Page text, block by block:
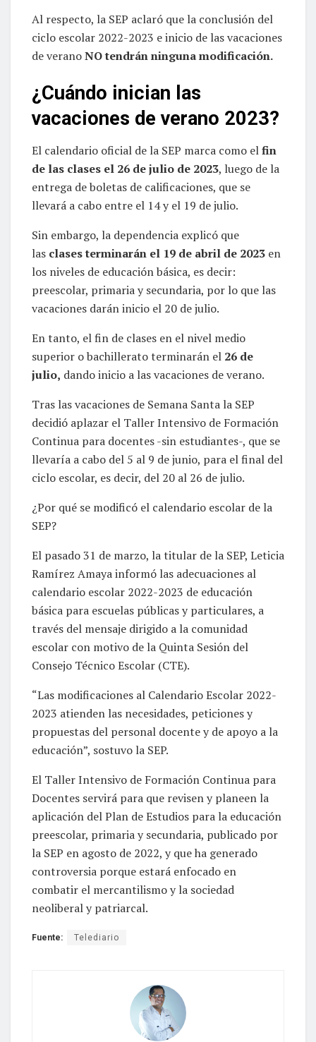
Al respecto, la SEP aclaró que la conclusión del
ciclo escolar 2022-2023 e inicio de las vacaciones
de veranoNO tendrán ninguna modificación.
¿Cuándo inician las
vacaciones de verano 2023?
El calendario oficial de la SEP marca como elfin
de las clases el 26 de julio de 2023, luego de la
entrega de boletas de calificaciones, que se
llevará a cabo entre el 14 y el 19 de julio.
Sin embargo, la dependencia explicó que
las clases terminarán el 19 de abril de 2023 en
los niveles de educación básica, es decir:
preescolar, primaria y secundaria, por lo que las
vacaciones darán inicio el 20 de julio.
En tanto, el fin de clases en el nivel medio
superior o bachillerato terminarán el 26 de
julio, dando inicio a las vacaciones de verano.
Tras las vacaciones de Semana Santa la SEP
decidió aplazar el Taller Intensivo de Formación
Continua para docentes -sin estudiantes-, que se
llevaría a cabo del 5 al 9 de junio, para el final del
ciclo escolar, es decir, del 20 al 26 de julio.
¿Por qué se modificó el calendario escolar de la
SEP?
El pasado 31 de marzo, la titular de la SEP, Leticia
Ramírez Amaya informó las adecuaciones al
calendario escolar 2022-2023 de educación
básica para escuelas públicas y particulares, a
través del mensaje dirigido a la comunidad
escolar con motivo de la Quinta Sesión del
Consejo Técnico Escolar (CTE).
“Las modificaciones al Calendario Escolar 2022-
2023 atienden las necesidades, peticiones y
propuestas del personal docente y de apoyo a la
educación”, sostuvo la SEP.
El Taller Intensivo de Formación Continua para
Docentes servirá para que revisen y planeen la
aplicación del Plan de Estudios para la educación
preescolar, primaria y secundaria, publicado por
la SEP en agosto de 2022, y que ha generado
controversia porque estará enfocado en
combatir el mercantilismo y la sociedad
neoliberal y patriarcal.
Fuente: Telediario